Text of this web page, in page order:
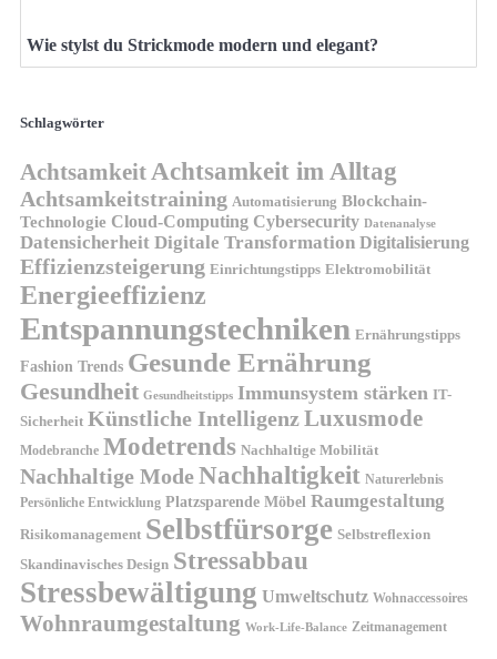
Wie stylst du Strickmode modern und elegant?
Schlagwörter
AchtsamkeitAchtsamkeit im Alltag
Achtsamkeitstraining Automatisierung Blockchain-
Technologie Cloud-Computing Cybersecurity Datenanalyse
Datensicherheit Digitale Transformation Digitalisierung
Effizienzsteigerung Einrichtungstipps Elektromobilität
Energieeffizienz
Entspannungstechniken Ernährungstipps
Fashion Trends Gesunde Ernährung
Gesundheit Gesundheitstipps Immunsystem stärken IT-
Sicherheit Künstliche IntelligenzLuxusmode
Modebranche Modetrends Nachhaltige Mobilität
Nachhaltige ModeNachhaltigkeit Naturerlebnis
Persönliche Entwicklung Platzsparende Möbel Raumgestaltung
Risikomanagement Selbstfürsorge Selbstreflexion
Skandinavisches Design Stressabbau
Stressbewältigung Umweltschutz Wohnaccessoires
Wohnraumgestaltung Work-Life-Balance Zeitmanagement